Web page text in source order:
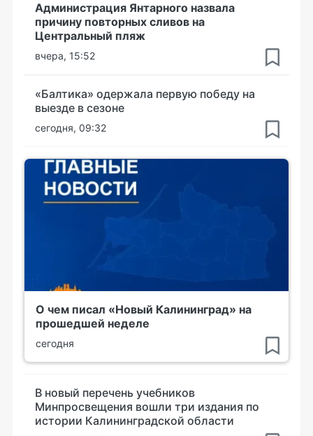
Администрация Янтарного назвала
причину повторных сливов на
Центральный пляж
вчера, 15:52
«Балтика» одержала первую победу на
выезде в сезоне
сегодня, 09:32
О чем писал «Новый Калининград» на
прошедшей неделе
сегодня
В новый перечень учебников
Минпросвещения вошли три издания по
истории Калининградской области